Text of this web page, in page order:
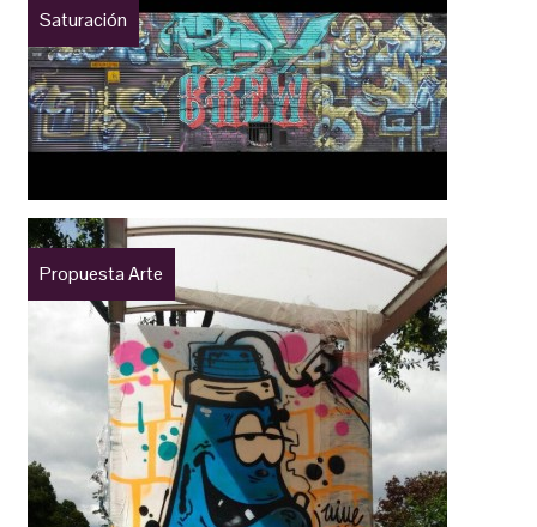
Saturación
Propuesta Arte